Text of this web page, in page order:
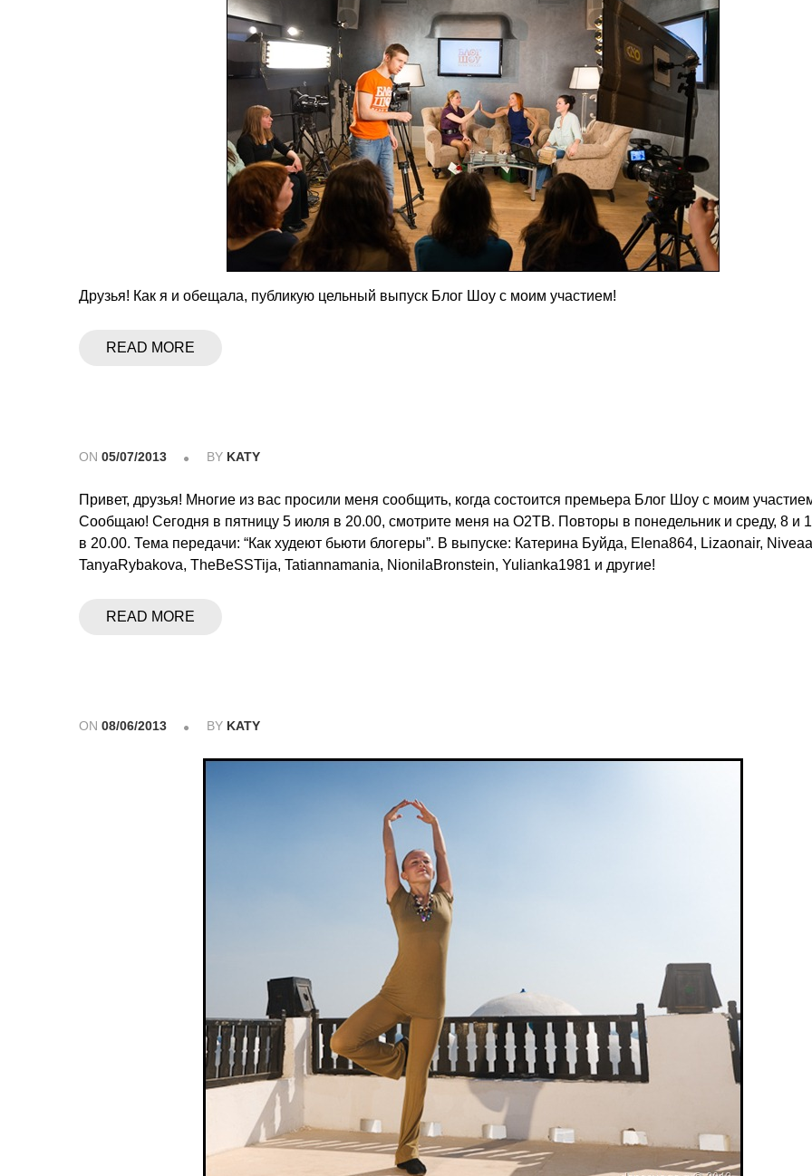
Друзья! Как я и обещала, публикую цельный выпуск Блог Шоу с моим участием!
READ MORE
ON 05/07/2013 BY KATY
Привет, друзья! Многие из вас просили меня сообщить, когда состоится премьера Блог Шоу с моим
Сообщаю! Сегодня в пятницу 5 июля в 20.00, смотрите меня на О2ТВ. Повторы в понедельник и среду, 8 и
в 20.00. Тема передачи: “Как худеют бьюти блогеры”. В выпуске: Катерина Буйда, Elena864, Lizaonair,
TanyaRybakova, TheBeSSTija, Tatiannamania, NionilaBronstein, Yulianka1981 и другие!
READ MORE
ON 08/06/2013 BY KATY